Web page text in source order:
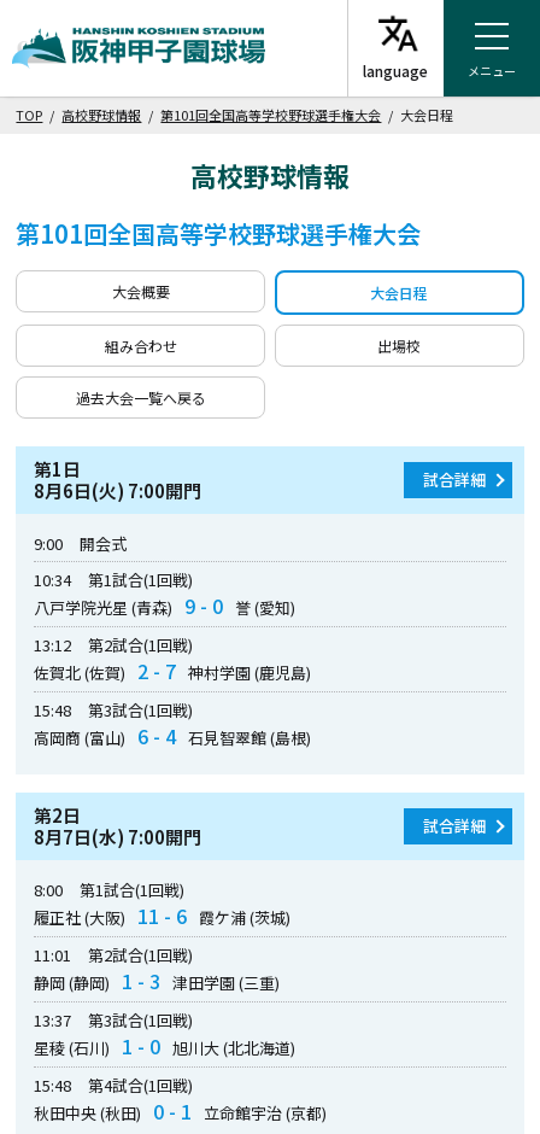
メニュー
TOP /高校野球情報 /第101回全国高等学校野球選手権大会 / 大会日程
高校野球情報
第101回全国高等学校野球選手権大会
大会概要 大会日程
組み合わせ 出場校
過去大会一覧へ戻る
第1日
8月6日(火) 7:00開門
試合詳細
9:00
開会式
10:34
第1試合(1回戦)
八戸学院光星 (青森)
9 - 0 誉 (愛知)
13:12
第2試合(1回戦)
佐賀北 (佐賀)
2 - 7 神村学園 (鹿児島)
15:48
第3試合(1回戦)
高岡商 (富山)
6 - 4 石見智翠館 (島根)
第2日
8月7日(水) 7:00開門
試合詳細
8:00
第1試合(1回戦)
履正社 (大阪)
11 - 6 霞ケ浦 (茨城)
11:01
第2試合(1回戦)
静岡 (静岡)
1 - 3
津田学園 (三重)
13:37
第3試合(1回戦)
星稜 (石川)
1 - 0 旭川大 (北北海道)
15:48
第4試合(1回戦)
秋田中央 (秋田)
0 - 1 立命館宇治 (京都)